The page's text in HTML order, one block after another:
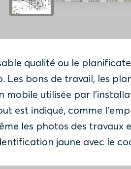
qualité ou le
bons de travail, les
mobile utilisée par
est indiqué, comme
les photos des travaux
jaune avec le